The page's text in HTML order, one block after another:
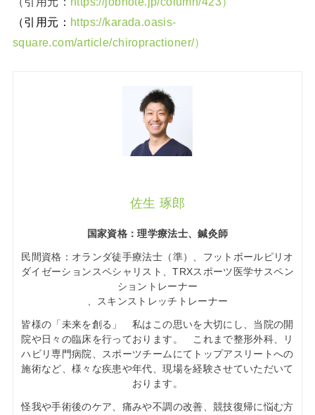
（引用元： https://karada.oasis-
square.com/article/chiropractioner/）
佐生 琢郎
国家資格：理学療法士、鍼灸師
民間資格：オランダ徒手療法士（準）、フットボールピリオ
ダイゼーションスペシャリスト、TRXスポーツ医学サスペン
ショントレーナー
、スキンストレッチトレーナー
皆様の「未来を創る」 私はこの思いを大切にし、当院の開
院や日々の臨床を行っております。 これまで整形外科、リ
ハビリ専門病院、スポーツチームにてトップアスリートへの
施術など、様々な疾患や年代、現場を経験させていただいて
おります。
怪我や手術後のケア、痛みや不調の改善、競技復帰に悩む方